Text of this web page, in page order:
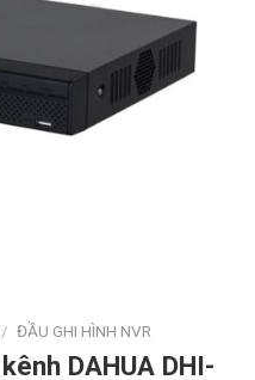
/ ĐẦU GHI HÌNH NVR
DAHUA DHI-